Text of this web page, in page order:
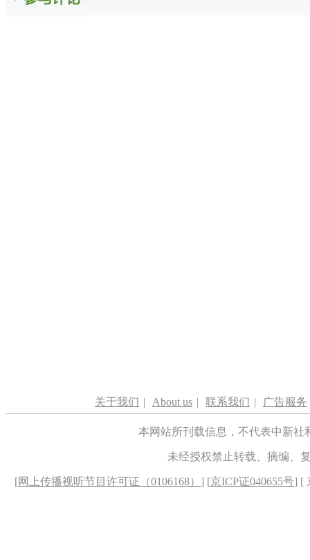
关于我们 | About us | 联系我们 | 广告服务
本网站所刊载信息，不代表中新
未经授权禁止转载、摘编、
[网上传播视听节目许可证（0106168） ] [京ICP证040655号] [